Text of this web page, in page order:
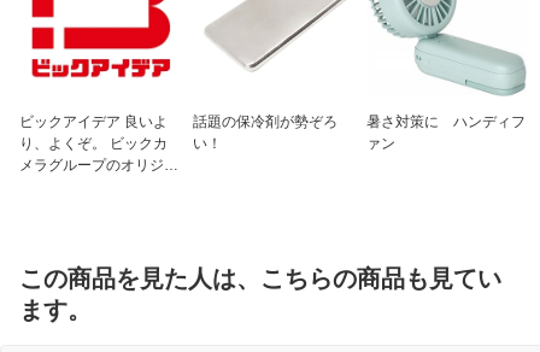
ビックアイデア 良いよ
り、よくぞ。 ビックカ
メラグループのオリジナ
話題の保冷剤が勢ぞろ
い！
暑さ対策に ハンディフ
ァン
この商品を見た人は、こちらの商品も見てい
ます。